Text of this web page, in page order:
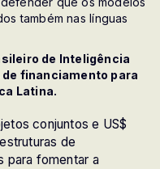
também nas línguas
de Inteligência
financiamento para
Latina.
conjuntos e US$
de
para fomentar a